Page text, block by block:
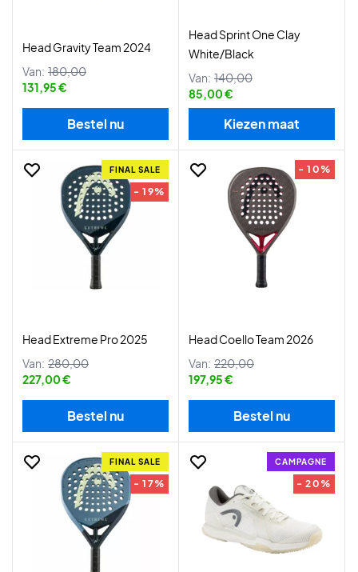
Head Gravity Team 2024
Van: 180,00
131,95 €
Bestel nu
Head Sprint One Clay
White/Black
Van: 140,00
85,00 €
Kiezen maat
FINAL SALE
- 19%
Head Extreme Pro 2025
Van: 280,00
227,00 €
Bestel nu
- 10%
Head Coello Team 2026
Van: 220,00
197,95 €
Bestel nu
FINAL SALE
- 17%
CAMPAGNE
- 20%